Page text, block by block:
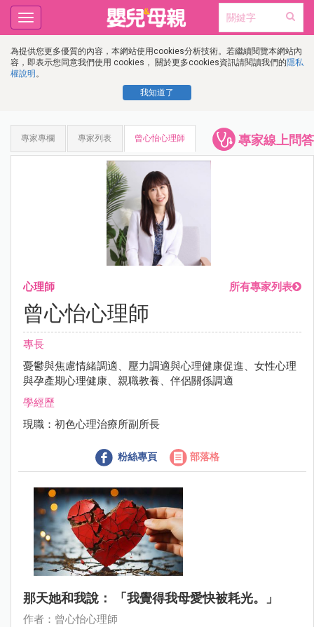
為提供您更多優質的內容，本網站使用cookies分析技術。若繼續閱覽本網站內
容，即表示您同意我們使用 cookies， 關於更多cookies資訊請閱讀我們的隱私
權說明 。
我知道了
Toggle
navigation
專家線上問答
專家專欄 專家列表 曾心怡心理師
心理師 所有專家列表
曾心怡心理師
專長
憂鬱與焦慮情緒調適、壓力調適與心理健康促進、女性心理
與孕產期心理健康、親職教養、伴侶關係調適
學經歷
現職：初色心理治療所副所長
粉絲專頁 部落格
那天她和我說： 「我覺得我母愛快被耗光。」
作者：曾心怡心理師